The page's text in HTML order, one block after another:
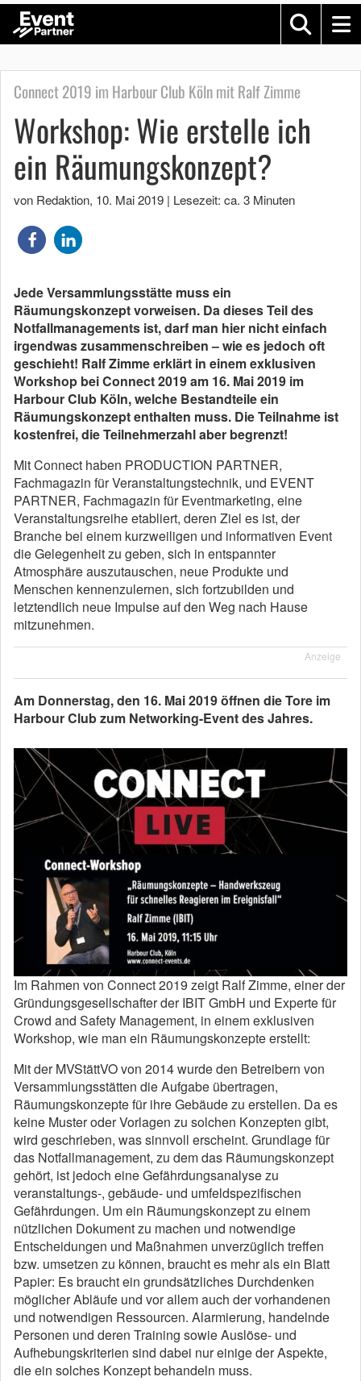
Connect 2019 im Harbour Club Köln mit Ralf Zimme
Workshop: Wie erstelle ich
ein Räumungskonzept?
von Redaktion, 10. Mai 2019 | Lesezeit: ca. 3 Minuten
Jede Versammlungsstätte muss ein
Räumungskonzept vorweisen. Da dieses Teil des
Notfallmanagements ist, darf man hier nicht einfach
irgendwas zusammenschreiben – wie es jedoch oft
geschieht! Ralf Zimme erklärt in einem exklusiven
Workshop bei Connect 2019 am 16. Mai 2019 im
Harbour Club Köln, welche Bestandteile ein
Räumungskonzept enthalten muss. Die Teilnahme ist
kostenfrei, die Teilnehmerzahl aber begrenzt!
Mit Connect haben PRODUCTION PARTNER,
Fachmagazin für Veranstaltungstechnik, und EVENT
PARTNER, Fachmagazin für Eventmarketing, eine
Veranstaltungsreihe etabliert, deren Ziel es ist, der
Branche bei einem kurzweiligen und informativen Event
die Gelegenheit zu geben, sich in entspannter
Atmosphäre auszutauschen, neue Produkte und
Menschen kennenzulernen, sich fortzubilden und
letztendlich neue Impulse auf den Weg nach Hause
mitzunehmen.
Anzeige
Am Donnerstag, den 16. Mai 2019 öffnen die Tore im
Harbour Club zum Networking-Event des Jahres.
Im Rahmen von Connect 2019 zeigt Ralf Zimme, einer der
Gründungsgesellschafter der IBIT GmbH und Experte für
Crowd and Safety Management, in einem exklusiven
Workshop, wie man ein Räumungskonzepte erstellt:
Mit der MVStättVO von 2014 wurde den Betreibern von
Versammlungsstätten die Aufgabe übertragen,
Räumungskonzepte für ihre Gebäude zu erstellen. Da es
keine Muster oder Vorlagen zu solchen Konzepten gibt,
wird geschrieben, was sinnvoll erscheint. Grundlage für
das Notfallmanagement, zu dem das Räumungskonzept
gehört, ist jedoch eine Gefährdungsanalyse zu
veranstaltungs-, gebäude- und umfeldspezifischen
Gefährdungen. Um ein Räumungskonzept zu einem
nützlichen Dokument zu machen und notwendige
Entscheidungen und Maßnahmen unverzüglich treffen
bzw. umsetzen zu können, braucht es mehr als ein Blatt
Papier: Es braucht ein grundsätzliches Durchdenken
möglicher Abläufe und vor allem auch der vorhandenen
und notwendigen Ressourcen. Alarmierung, handelnde
Personen und deren Training sowie Auslöse- und
Aufhebungskriterien sind dabei nur einige der Aspekte,
die ein solches Konzept behandeln muss.